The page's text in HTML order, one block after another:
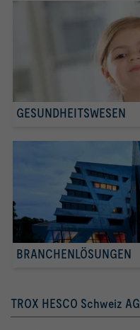
GESUNDHEITSWESEN
BRANCHENLÖSUNGEN
TROX HESCO Schweiz AG